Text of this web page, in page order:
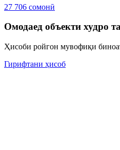
27 706 сомонӣ
Омодаед объекти худро
Ҳисоби ройгон мувофиқи
Гирифтани ҳисоб